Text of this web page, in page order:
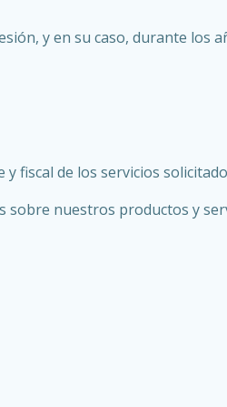
y en su caso, durante los
fiscal de los servicios
sobre nuestros productos y